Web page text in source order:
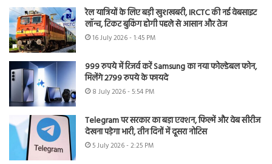
रेल यात्रियों के लिए बड़ी खुशखबरी, IRCTC की नई वेबसाइट
लॉन्च, टिकट बुकिंग होगी पहले से आसान और तेज
16 July 2026 - 1:45 PM
999 रुपये में रिजर्व करें Samsung का नया फोल्डेबल फोन,
मिलेंगे 2799 रुपये के फायदे
8 July 2026 - 5:54 PM
Telegram पर सरकार का बड़ा एक्शन, फिल्में और वेब सीरीज
देखना पड़ेगा भारी, तीन दिनों में दूसरा नोटिस
5 July 2026 - 2:25 PM